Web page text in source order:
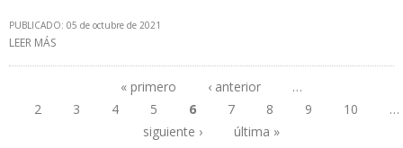
PUBLICADO: 05 de octubre de 2021
LEER MÁS
Páginas
« primero ‹ anterior
…
2
3 4 5 6 7 8 9 10
…
siguiente ›
última »